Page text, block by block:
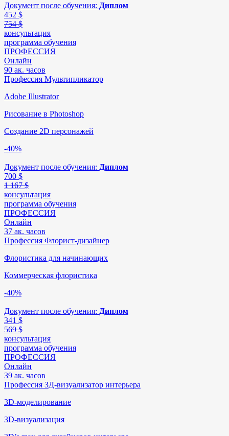
Документ после обучения: Диплом
452 $
754 $
консультация
программа обучения
ПРОФЕССИЯ
Онлайн
90 ак. часов
Профессия Мультипликатор
Adobe Illustrator
Рисование в Photoshop
Создание 2D персонажей
-40%
Документ после обучения: Диплом
700 $
1 167 $
консультация
программа обучения
ПРОФЕССИЯ
Онлайн
37 ак. часов
Профессия Флорист-дизайнер
Флористика для начинающих
Коммерческая флористика
-40%
Документ после обучения: Диплом
341 $
569 $
консультация
программа обучения
ПРОФЕССИЯ
Онлайн
39 ак. часов
Профессия 3Д-визуализатор интерьера
3D-моделирование
3D-визуализация